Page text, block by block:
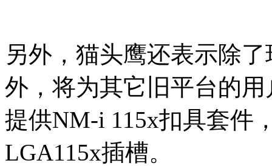
另外，猫头鹰还表示除
外，将为其它旧平台的
提供NM-i 115x扣具套件
LGA115x插槽。